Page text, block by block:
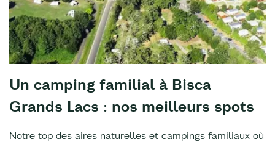
Un camping familial à Bisca
Grands Lacs : nos meilleurs spots
Notre top des aires naturelles et campings familiaux où